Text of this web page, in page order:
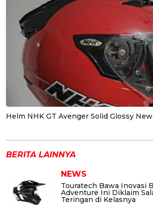
Helm NHK GT Avenger Solid Glossy
BERITA LAINNYA
NEWS
Touratech Bawa Inovasi
Adventure Ini Diklaim
Teringan di Kelasnya